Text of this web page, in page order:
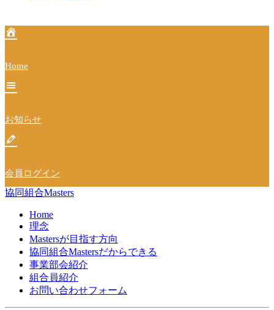
ー
ョ
ン
Home
お知らせ
会員ログイン
協同組合Masters
Home
理念
Mastersが目指す方向
協同組合Mastersだからできる
事業部会紹介
組合員紹介
お問い合わせフォーム